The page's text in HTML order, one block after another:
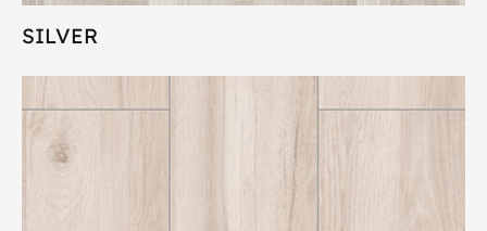
SILVER